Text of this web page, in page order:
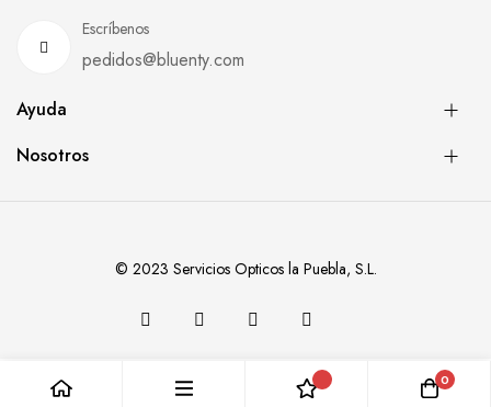
Escríbenos
pedidos@bluenty.com
Ayuda
Nosotros
© 2023 Servicios Opticos la Puebla, S.L.
0